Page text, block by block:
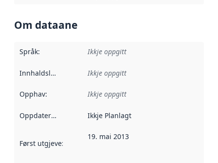
Om dataane
Språk: Ikkje oppgitt
Innhaldsleverandørar :
Ikkje oppgitt
Opphav: Ikkje oppgitt
Oppdateringsfrekvens :
Ikkje Planlagt
Først utgjeve:
19. mai 2013